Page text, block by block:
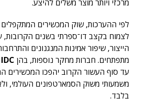
מרכזי ויותר מוצר משלים להיצע.
לפי ההערכות, שוק המכשירים המתקפלים
לצמוח בקצב דו־ספרתי בשנים הקרובות,
הייצור, שיפור אמינות המנגנונים
מתפתחים. חברות מחקר נוספות, בהן IDC
עד סוף העשור הקרוב יהפכו המכשירים
משמעותי משוק הסמארטפונים העולמי,
בלבד.